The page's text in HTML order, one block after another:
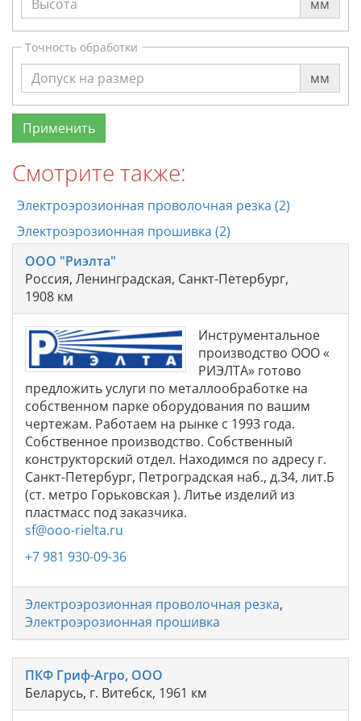
мм
Точность обработки
мм
Смотрите также:
Электроэрозионная проволочная резка (2)
Электроэрозионная прошивка (2)
ООО "Риэлта"
Россия, Ленинградская, Санкт-Петербург,
1908 км
Инструментальное
производство ООО «
РИЭЛТА» готово
предложить услуги по металлообработке на
собственном парке оборудования по вашим
чертежам. Работаем на рынке с 1993 года.
Собственное производство. Собственный
конструкторский отдел. Находимся по адресу г.
Санкт-Петербург, Петроградская наб., д.34, лит.Б
(ст. метро Горьковская ). Литье изделий из
пластмасс под заказчика.
sf@ooo-rielta.ru
+7 981 930-09-36
Электроэрозионная проволочная резка,
Электроэрозионная прошивка
ПКФ Гриф-Агро, ООО
Беларусь, г. Витебск, 1961 км